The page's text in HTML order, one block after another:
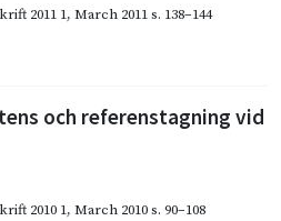
2011 1, March 2011s. 138–144
och referenstagning vid
2010 1, March 2010s. 90–108